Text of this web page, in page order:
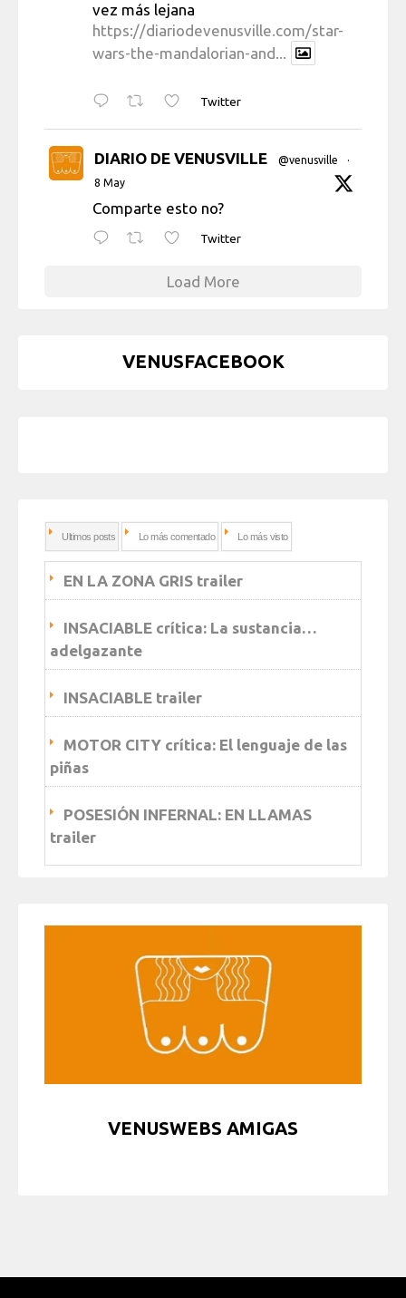
vez más lejana
https://diariodevenusville.com/star-
wars-the-mandalorian-and...
Twitter
DIARIO DE VENUSVILLE @venusville
·
8 May
Comparte esto no?
Twitter
Load More
VENUSFACEBOOK
Ultimos posts Lo más comentado Lo más visto
EN LA ZONA GRIS trailer
INSACIABLE crítica: La sustancia…
adelgazante
INSACIABLE trailer
MOTOR CITY crítica: El lenguaje de las
piñas
POSESIÓN INFERNAL: EN LLAMAS
trailer
VENUSWEBS AMIGAS